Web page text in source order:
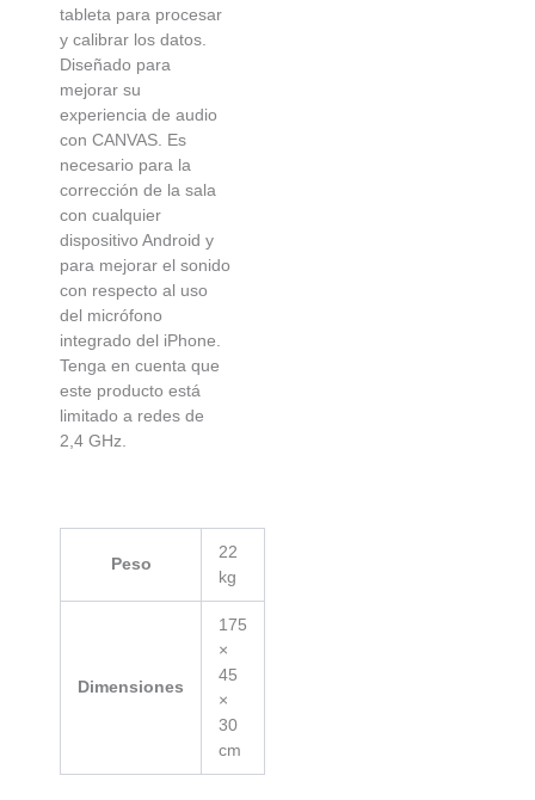
tableta para procesar
y calibrar los datos.
Diseñado para
mejorar su
experiencia de audio
con CANVAS. Es
necesario para la
corrección de la sala
con cualquier
dispositivo Android y
para mejorar el sonido
con respecto al uso
del micrófono
integrado del iPhone.
Tenga en cuenta que
este producto está
limitado a redes de
2,4 GHz.
Peso
22
kg
Dimensiones
175
×
45
×
30
cm